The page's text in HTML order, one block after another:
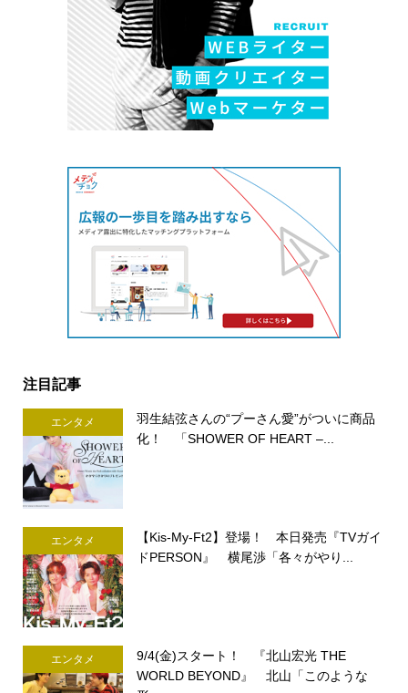
注目記事
エンタメ
羽生結弦さんの“プーさん愛”がついに商品
化！ 「SHOWER OF HEART –...
エンタメ
【Kis-My-Ft2】登場！ 本日発売『TVガイ
ドPERSON』 横尾渉「各々がやり...
エンタメ
9/4(金)スタート！ 『北山宏光 THE
WORLD BEYOND』 北山「このような